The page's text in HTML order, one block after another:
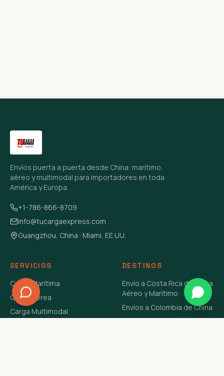
Envíos puerta a puerta desde China: marítimo,
aéreo y multimodal para importadores en toda
América y Europa.
+1-786-866-8709
info@tucargaexpress.com
Guangzhou, China · Miami, EE.UU.
SERVICIOS
Carga Marítima
Carga Aérea
Carga Multimodal
DESTINOS
Envío a Costa Rica de China
Aéreo y Marítimo
Envíos a Colombia de China